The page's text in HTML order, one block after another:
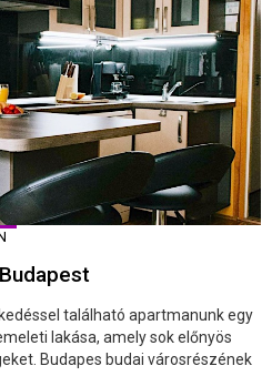
található apartmanunk egy
lakása, amely sok előnyös
Budapes budai városrészének